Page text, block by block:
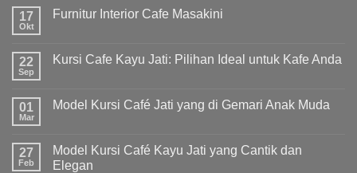
17
Okt
Furnitur Interior Cafe Masakini
22
Sep
Kursi Cafe Kayu Jati: Pilihan Ideal untuk Kafe Anda
01
Mar
Model Kursi Café Jati yang di Gemari Anak Muda
27
Feb
Model Kursi Café Kayu Jati yang Cantik dan
Elegan